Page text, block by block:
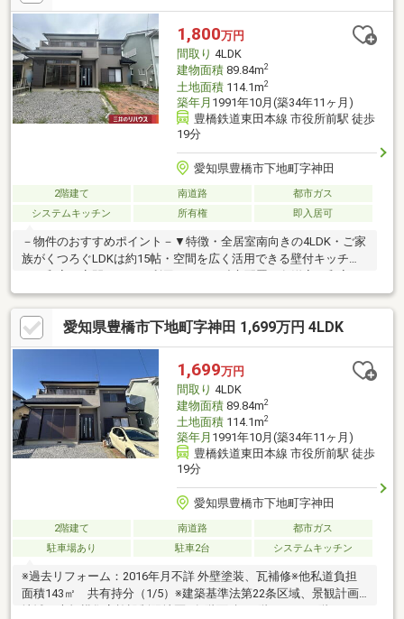
をご紹介できます。まずはお気軽にお電話、ご来店くださいま
せ。☆お問合せは「0120-55-1834」まで【対応言語：英語 ／ポル
トガル語】（language：English／Portuguese）
1,800万円
間取り 4LDK
建物面積89.84m2
土地面積114.1m2
築年月 1991年10月(築34年11ヶ月)
豊橋鉄道東田本線 市役所前駅 徒歩
19分
愛知県豊橋市下地町字神田
2階建て 南道路
都市ガス
システムキッチン
所有権 即入居可
－物件のおすすめポイント－▼特徴・全居室南向きの4LDK・ご家
族がくつろぐLDKは約15帖・空間を広く活用できる壁付キッチ
階段下に収納を確保・並列2台駐車可能(車種による)▼2026年3月
内外装リフォーム済【交換】キッチン、浴室、トイレ、洗面化粧
台、給湯器 等【張替】クロス、CF、畳表替、網戸 等【その他】
白蟻点検、外壁塗装、ハウスクリーニング 他▼周辺環境・下地小
学校 徒歩10分(約750m)■ ご希望の住まい探しをお手伝いします
━━━━━・・・物件の詳細・ご相談はお気軽にお問い合わせく
ださい。
愛知県豊橋市下地町字神田 1,699万円 4LDK
1,699万円
間取り 4LDK
建物面積89.84m2
土地面積114.1m2
築年月 1991年10月(築34年11ヶ月)
豊橋鉄道東田本線 市役所前駅 徒歩
19分
愛知県豊橋市下地町字神田
2階建て 南道路
都市ガス
駐車場あり
駐車2台 システムキッチン
※過去リフォーム：2016年月不詳 外壁塗装、瓦補修※他私道負担
面積143㎡ 共有持分（1/5）※建築基準法第22条区域、景観計画